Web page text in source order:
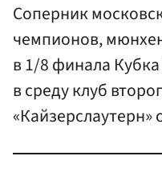
Соперник
чемпионов,
в 1/8 финала
в среду клуб
«Кайзерслаутерн»